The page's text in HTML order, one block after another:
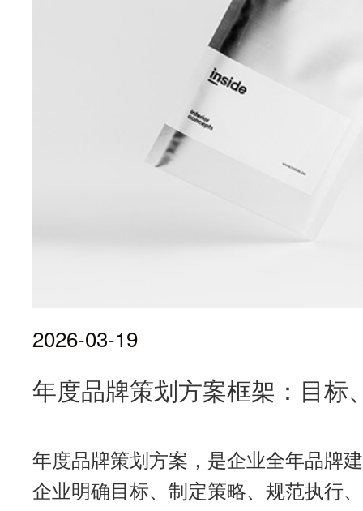
2026-03-19
年度品牌策划方案框架：目标
年度品牌策划方案，是企业全年品牌
企业明确目标、制定策略、规范执行